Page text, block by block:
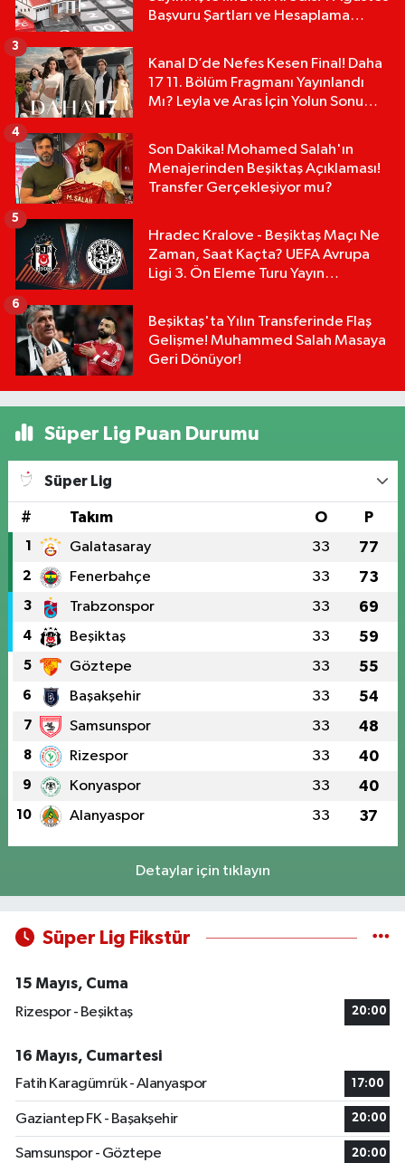
Başvuru Şartları ve Hesaplama
Kanal D’de Nefes Kesen Final! Daha
17 11. Bölüm Fragmanı Yayınlandı
Mı? Leyla ve Aras İçin Yolun Sonu
3
Son Dakika! Mohamed Salah'ın
Menajerinden Beşiktaş Açıklaması!
Transfer Gerçekleşiyor mu?
4
Hradec Kralove - Beşiktaş Maçı Ne
Zaman, Saat Kaçta? UEFA Avrupa
Ligi 3. Ön Eleme Turu Yayın
5
Beşiktaş'ta Yılın Transferinde Flaş
Gelişme! Muhammed Salah Masaya
Geri Dönüyor!
6
Süper Lig Puan Durumu
Süper Lig
# Takım O P
1 Galatasaray 33 77
2 Fenerbahçe 33 73
3 Trabzonspor 33 69
4 Beşiktaş 33 59
5 Göztepe 33 55
6 Başakşehir 33 54
7 Samsunspor 33 48
8 Rizespor 33 40
9 Konyaspor 33 40
10 Alanyaspor 33 37
Detaylar için tıklayın
Süper Lig Fikstür
15 Mayıs, Cuma
Rizespor - Beşiktaş
20:00
16 Mayıs, Cumartesi
Fatih Karagümrük - Alanyaspor
17:00
Gaziantep FK - Başakşehir 20:00
Samsunspor - Göztepe 20:00